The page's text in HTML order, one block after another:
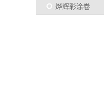
烨辉彩涂卷